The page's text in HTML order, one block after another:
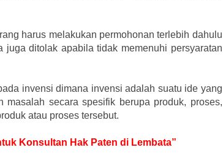
harus melakukan permohonan terlebih dahulu
ditolak apabila tidak memenuhi persyaratan
invensi dimana invensi adalah suatu ide yang
masalah secara spesifik berupa produk, proses,
atau proses tersebut.
Konsultan Hak Paten di Lembata”